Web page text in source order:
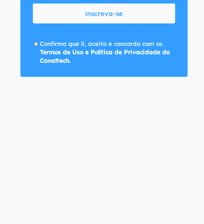
inscreva-se
Confirmo que li, aceito e concordo com os
Termos de Uso e Política de Privacidade do
Canaltech.